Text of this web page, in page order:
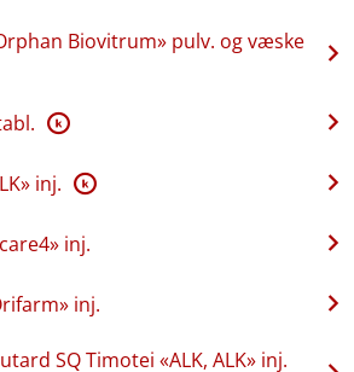
Biovitrum» pulv. og væske
K
inj. K
inj.
inj.
SQ Timotei «ALK, ALK» inj.